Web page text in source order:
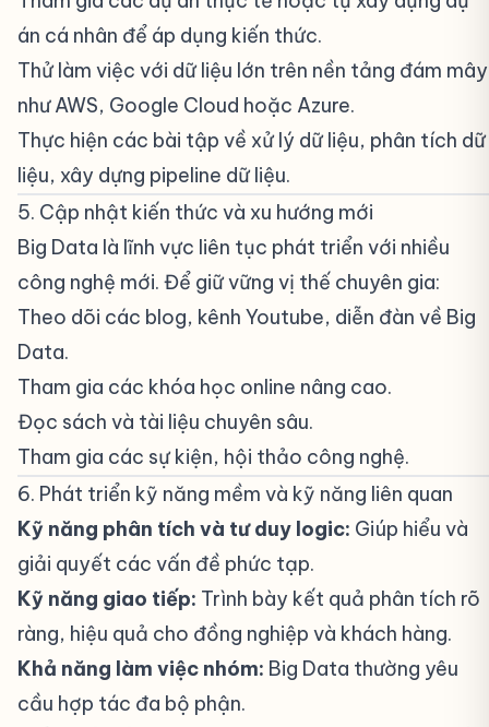
án cá nhân để áp dụng kiến thức.
Thử làm việc với dữ liệu lớn trên nền tảng đám mây
như AWS, Google Cloud hoặc Azure.
Thực hiện các bài tập về xử lý dữ liệu, phân tích dữ
liệu, xây dựng pipeline dữ liệu.
5. Cập nhật kiến thức và xu hướng mới
Big Data là lĩnh vực liên tục phát triển với nhiều
công nghệ mới. Để giữ vững vị thế chuyên gia:
Theo dõi các blog, kênh Youtube, diễn đàn về Big
Data.
Tham gia các khóa học online nâng cao.
Đọc sách và tài liệu chuyên sâu.
Tham gia các sự kiện, hội thảo công nghệ.
6. Phát triển kỹ năng mềm và kỹ năng liên quan
Kỹ năng phân tích và tư duy logic: Giúp hiểu và
giải quyết các vấn đề phức tạp.
Kỹ năng giao tiếp: Trình bày kết quả phân tích rõ
ràng, hiệu quả cho đồng nghiệp và khách hàng.
Khả năng làm việc nhóm: Big Data thường yêu
cầu hợp tác đa bộ phận.